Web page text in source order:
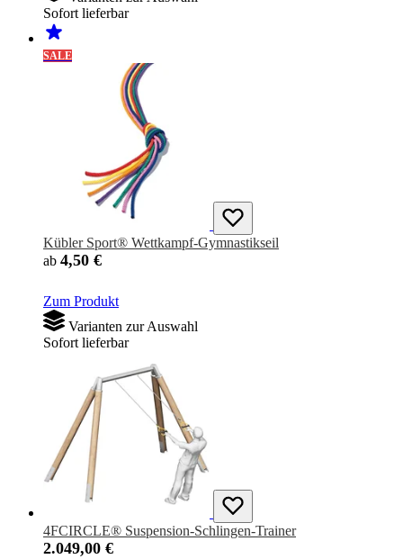
Sofort lieferbar
SALE
Kübler Sport® Wettkampf-Gymnastikseil
ab 4,50 €
Zum Produkt
Varianten zur Auswahl
Sofort lieferbar
4FCIRCLE® Suspension-Schlingen-Trainer
2.049,00 €